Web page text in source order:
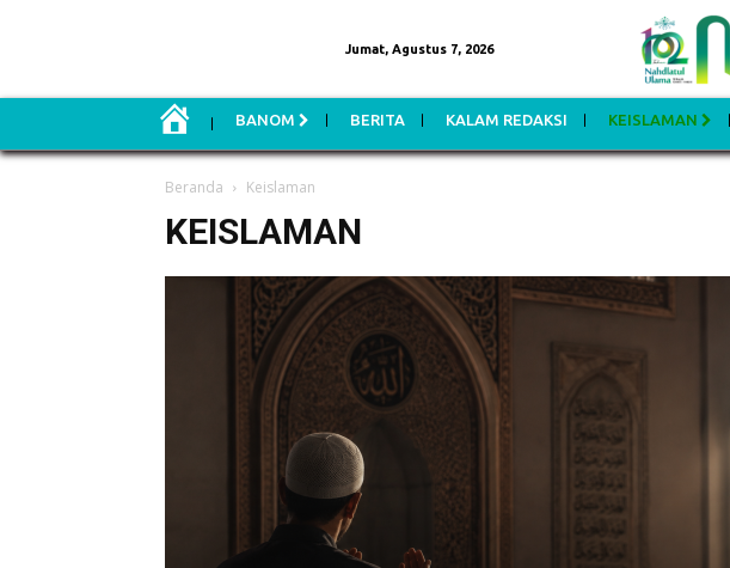
Jumat, Agustus 7, 2026
M
BANOM BERITA KALAM REDAKSI KEISLAMAN
Beranda Keislaman
KEISLAMAN